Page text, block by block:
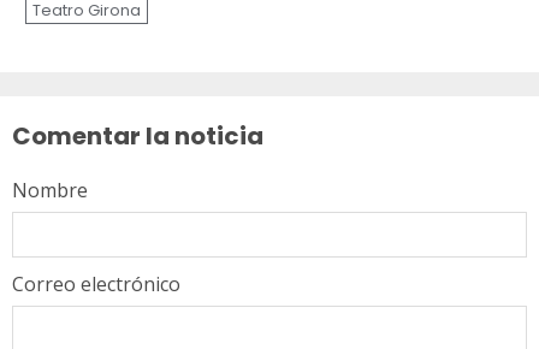
Teatro Girona
Comentar la noticia
Nombre
Correo electrónico